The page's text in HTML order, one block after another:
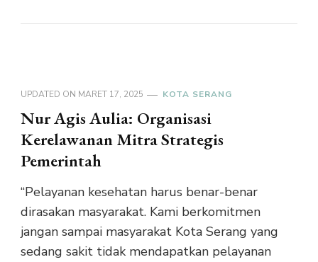
UPDATED ON MARET 17, 2025 KOTA SERANG
Nur Agis Aulia: Organisasi
Kerelawanan Mitra Strategis
Pemerintah
“Pelayanan kesehatan harus benar-benar
dirasakan masyarakat. Kami berkomitmen
jangan sampai masyarakat Kota Serang yang
sedang sakit tidak mendapatkan pelayanan